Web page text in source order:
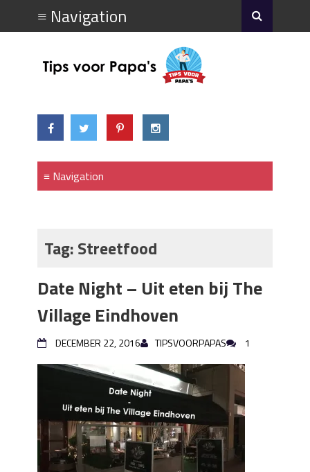
Tag:Streetfood
Date Night – Uit eten bij The
Village Eindhoven
DECEMBER 22, 2016 TIPSVOORPAPAS 1